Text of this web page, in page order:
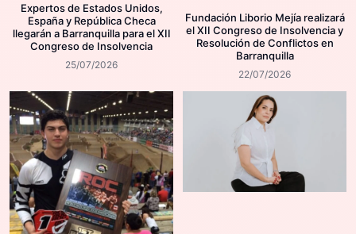
Expertos de Estados Unidos,
España y República Checa
llegarán a Barranquilla para el XII
Congreso de Insolvencia
25/07/2026
Fundación Liborio Mejía realizará
el XII Congreso de Insolvencia y
Resolución de Conflictos en
Barranquilla
22/07/2026